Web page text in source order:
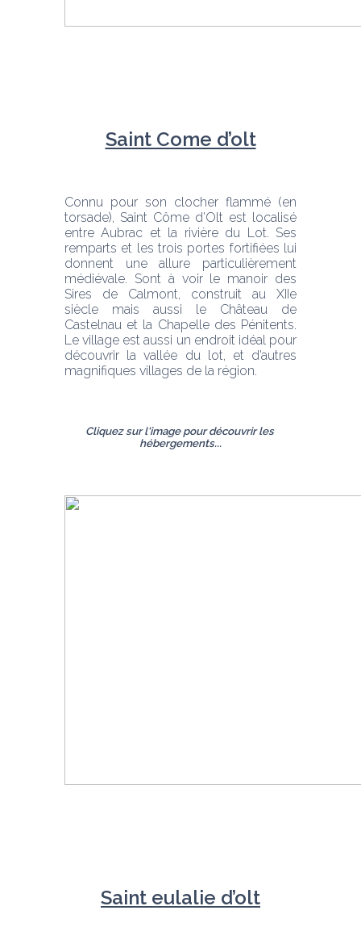
Saint Come d’olt
Connu pour son clocher flammé (en
torsade), Saint Côme d’Olt est localisé
entre Aubrac et la rivière du Lot. Ses
remparts et les trois portes fortifiées lui
donnent une allure particulièrement
médiévale. Sont à voir le manoir des
Sires de Calmont, construit au XIIe
siècle mais aussi le Château de
Castelnau et la Chapelle des Pénitents.
Le village est aussi un endroit idéal pour
découvrir la vallée du lot, et d’autres
magnifiques villages de la région.
Cliquez sur l'image pour découvrir les
hébergements...
Saint eulalie d’olt